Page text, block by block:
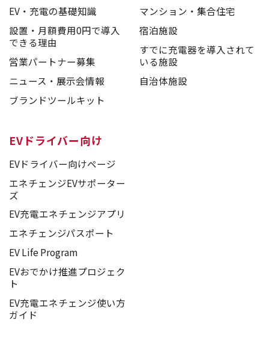
EV・充電の基礎知識
設置・月額費用0円で導入
できる理由
営業パートナー募集
ニュース・展示会情報
ブランドツールキット
マンション・集合住宅
宿泊施設
すでに充電器を導入されて
いる施設
自治体施設
EVドライバー向け
EVドライバー向けページ
エネチェンジEVサポーター
ズ
EV充電エネチェンジアプリ
エネチェンジパスポート
EV Life Program
EVおでかけ推進プロジェク
ト
EV充電エネチェンジ使い方
ガイド